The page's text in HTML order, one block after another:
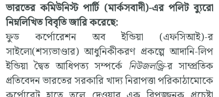
ভারতের কমিউনিস্ট পার্টি (মার্কসবাদী)-এর পলিট ব্যুরো
নিম্নলিখিত বিবৃতি জারি করেছে:
ফুড কর্পোরেশন অব ইন্ডিয়া (এফসিআই)-র
সাইলো(শস্যভাণ্ডার) আধুনিকীকরণ প্রকল্পে আদানি-লিপ
ইন্ডিয়া দ্বৈত আধিপত্য সম্পর্কে নিউজলন্ড্রি-র সাম্প্রতিক
প্রতিবেদন ভারতের সরকারি খাদ্য নিরাপত্তা পরিকাঠামোকে